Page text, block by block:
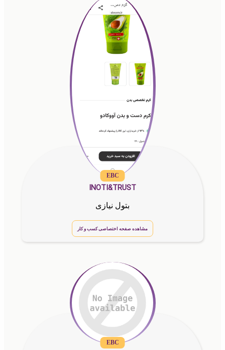
EBC
INOTI&TRUST
بتول نیازی
مشاهده صفحه اختصاصی کسب و کار
EBC